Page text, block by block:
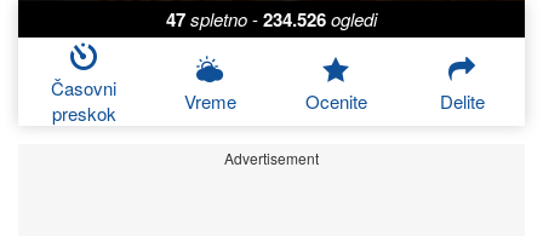
47spletno-234.526ogledi
Časovni
preskok
Vreme Ocenite Delite
Advertisement